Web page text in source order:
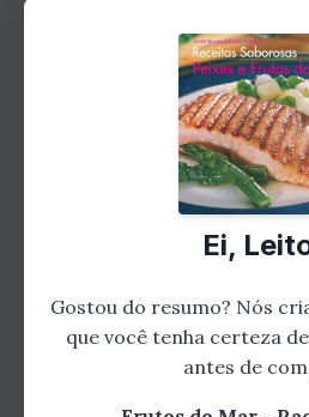
encontrará receitas para
lagostas, caranguejos e
crustáceos grelhados,
fritos, e também para
risoto de frutos do mar.
Capítulo 4: Receitas de
Ei,
Gostou do resumo? Nós
que você tenha certeza
antes de